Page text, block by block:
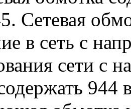
Сетевая
в сеть с
сети с
944